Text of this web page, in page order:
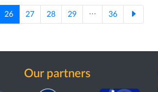
26 27 28 29 ⋅⋅⋅ 36
Our partners